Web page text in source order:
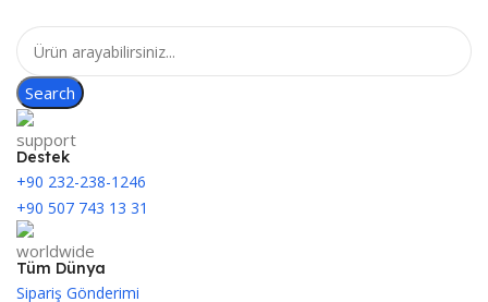
Search
Destek
+90 232-238-1246
+90 507 743 13 31
Tüm Dünya
Sipariş Gönderimi